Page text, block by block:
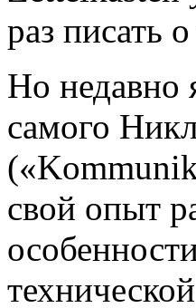
раз писать
Но недавно
самого
свой опыт